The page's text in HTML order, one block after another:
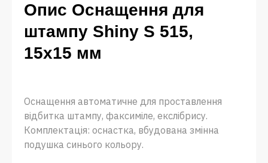
Опис Оснащення для
штампу Shiny S 515,
15х15 мм
Оснащення автоматичне для проставлення
відбитка штампу, факсиміле, екслібрису.
Комплектація: оснастка, вбудована змінна
подушка синього кольору.